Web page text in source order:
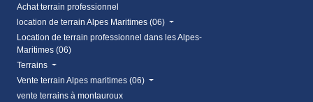
Achat terrain professionnel
location de terrain Alpes Maritimes (06)
Location de terrain professionnel dans les Alpes-
Maritimes (06)
Terrains
Vente terrain Alpes maritimes (06)
vente terrains à montauroux